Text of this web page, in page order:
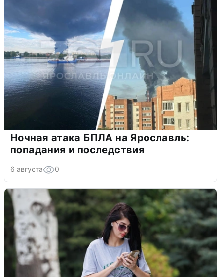
Ночная атака БПЛА на Ярославль:
попадания и последствия
6 августа 0